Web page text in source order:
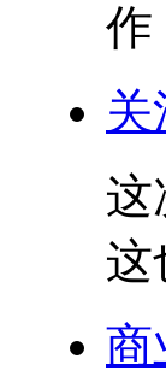
作
这
这
商